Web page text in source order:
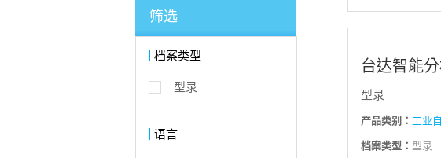
筛选
档案类型
型录
语言
台达智能
型录
产品类别： 工业
档案类型： 型录